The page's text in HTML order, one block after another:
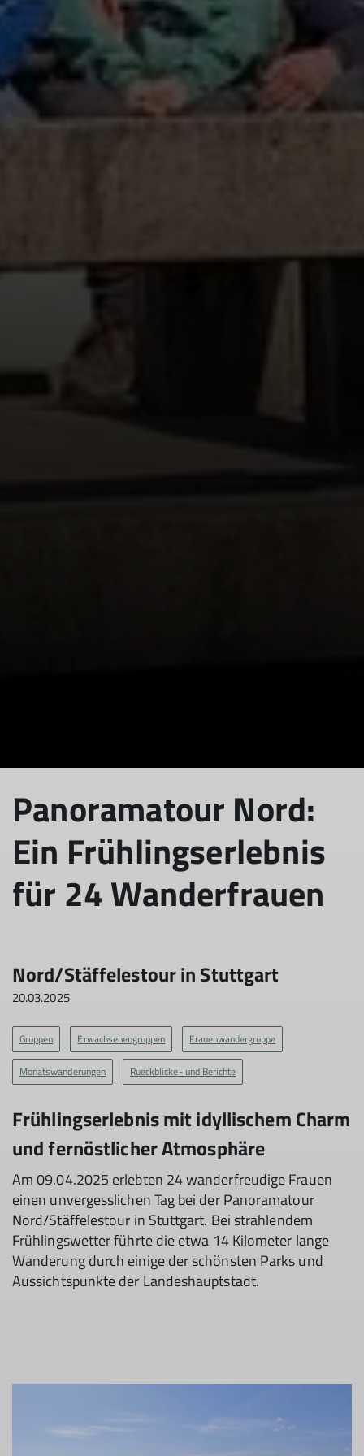
Panoramatour Nord:
Ein Frühlingserlebnis
für 24 Wanderfrauen
Nord/Stäffelestour in Stuttgart
20.03.2025
Gruppen Erwachsenengruppen Frauenwandergruppe
Monatswanderungen Rueckblicke- und Berichte
Frühlingserlebnis mit idyllischem Charm
und fernöstlicher Atmosphäre
Am 09.04.2025 erlebten 24 wanderfreudige Frauen
einen unvergesslichen Tag bei der Panoramatour
Nord/Stäffelestour in Stuttgart. Bei strahlendem
Frühlingswetter führte die etwa 14 Kilometer lange
Wanderung durch einige der schönsten Parks und
Aussichtspunkte der Landeshauptstadt.